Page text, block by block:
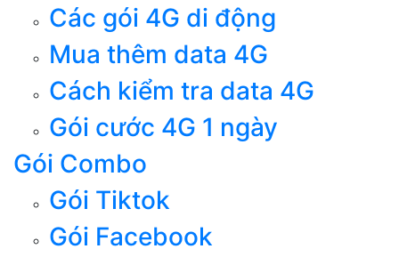
Các gói 4G di động
Mua thêm data 4G
Cách kiểm tra data 4G
Gói cước 4G 1 ngày
Gói Combo
Gói Tiktok
Gói Facebook